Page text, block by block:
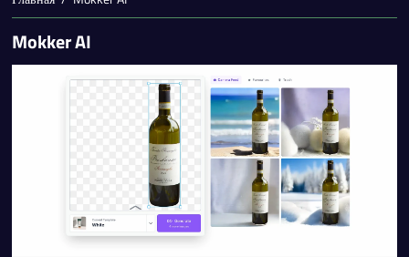
Mokker AI